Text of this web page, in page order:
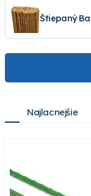
Štiepaný
Najlacnejšie